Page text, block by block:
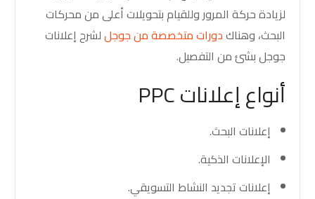
لزيادة حركة المرور وللقيام بتحويلات أعلى من محركات
البحث، وهناكدورات متخصصة من جوجللشرح إعلانات
جوجل بشئ من التفصيل.
أنواع إعلانات PPC
إعلانات البحث.
الإعلانات الذكية.
إعلانات تجديد النشاط التسويقي.